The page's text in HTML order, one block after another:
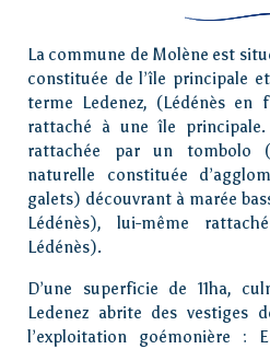
La commune de Molène est
constituée de l’île principale
terme Ledenez, (Lédénès
rattaché à une île
rattachée par un tombolo
naturelle constituée
galets) découvrant à marée
Lédénès), lui-même
Lédénès).
D’une superficie de 11ha,
Ledenez abrite des vestiges
l’exploitation goémonière :